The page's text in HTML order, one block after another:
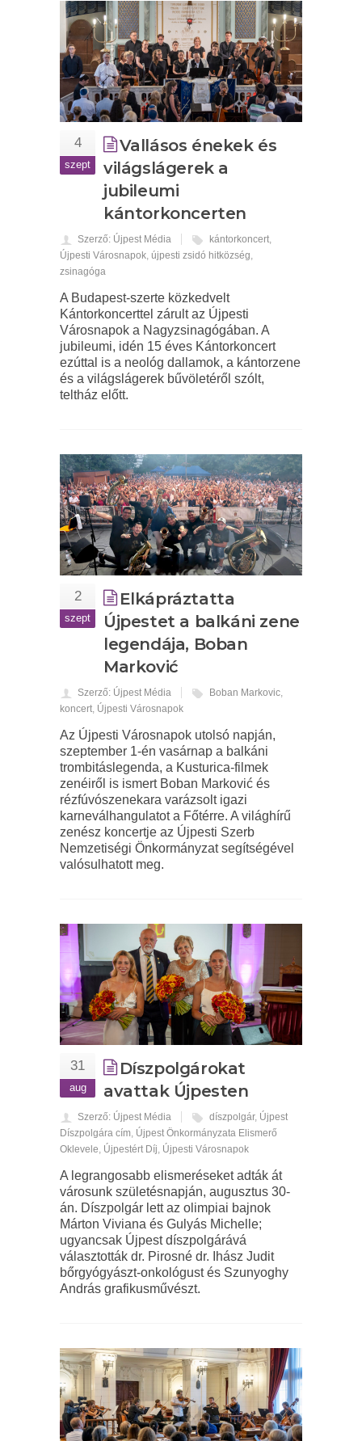
4
szept
Vallásos énekek és
világslágerek a
jubileumi
kántorkoncerten
Szerző: Újpest Média kántorkoncert,
Újpesti Városnapok, újpesti zsidó hitközség,
zsinagóga
A Budapest-szerte közkedvelt
Kántorkoncerttel zárult az Újpesti
Városnapok a Nagyzsinagógában. A
jubileumi, idén 15 éves Kántorkoncert
ezúttal is a neológ dallamok, a kántorzene
és a világslágerek bűvöletéről szólt,
teltház előtt.
2
szept
Elkápráztatta
Újpestet a balkáni zene
legendája, Boban
Marković
Szerző: Újpest Média Boban Markovic,
koncert, Újpesti Városnapok
Az Újpesti Városnapok utolsó napján,
szeptember 1-én vasárnap a balkáni
trombitáslegenda, a Kusturica-filmek
zenéiről is ismert Boban Marković és
rézfúvószenekara varázsolt igazi
karneválhangulatot a Főtérre. A világhírű
zenész koncertje az Újpesti Szerb
Nemzetiségi Önkormányzat segítségével
valósulhatott meg.
31
aug
Díszpolgárokat
avattak Újpesten
Szerző: Újpest Média díszpolgár, Újpest
Díszpolgára cím, Újpest Önkormányzata Elismerő
Oklevele, Újpestért Díj, Újpesti Városnapok
A legrangosabb elismeréseket adták át
városunk születésnapján, augusztus 30-
án. Díszpolgár lett az olimpiai bajnok
Márton Viviana és Gulyás Michelle;
ugyancsak Újpest díszpolgárává
választották dr. Pirosné dr. Ihász Judit
bőrgyógyászt-onkológust és Szunyoghy
András grafikusművészt.